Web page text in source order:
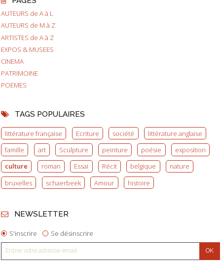
AUTEURS de A à L
AUTEURS de M à Z
ARTISTES de A à Z
EXPOS & MUSEES
CINEMA
PATRIMOINE
POEMES
TAGS POPULAIRES
littérature française Ecriture société
littérature anglaise
famille
art Sculpture peinture poésie
exposition
culture
roman Essai Récit belgique
nature
bruxelles
schaerbeek Amour histoire
NEWSLETTER
S'inscrire Se désinscrire